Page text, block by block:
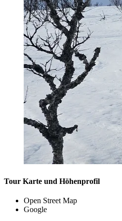
Tour Karte und Höhenprofil
Open Street Map
Google